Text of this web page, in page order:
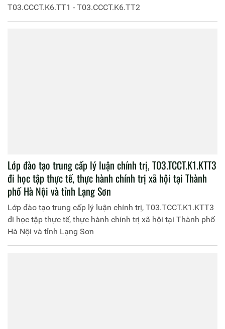
Lớp đào tạo cao cấp lý luận chính trị, hệ không tập trung
Bế giảng lớp đào tạo cao cấp lý luận chính trị hệ tập